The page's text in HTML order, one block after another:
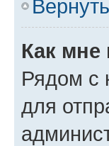
Как мне
Рядом с
для